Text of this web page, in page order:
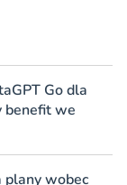
Go dla
benefit we
plany wobec